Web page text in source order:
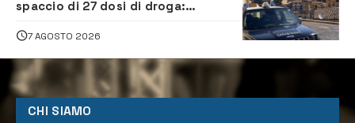
spaccio di 27 dosi di droga:
7 AGOSTO 2026
CHI SIAMO